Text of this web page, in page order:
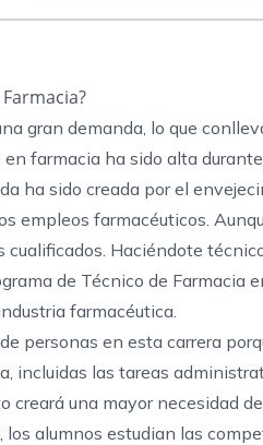
gran demanda, lo que
farmacia ha sido alta
ha sido creada por el
empleos farmacéuticos.
cualificados. Haciéndote
de Técnico de Farmacia
farmacéutica.
personas en esta carrera
incluidas las tareas
creará una mayor necesidad
alumnos estudian las